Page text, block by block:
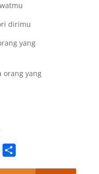
dirimu
yang
orang yang
WhatsApp